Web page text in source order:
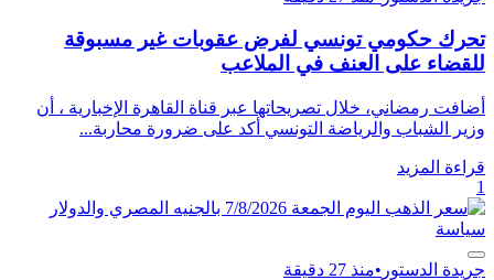
تحرك حكومي تونسي لفرض عقوبات غير مسبوقة
للقضاء على العنف في الملاعب
أضافت رمضاني، خلال تصريحاتها عبر قناة القاهرة الإخبارية ، أن
وزير الشباب والرياضة التونسي أكد على ضرورة محاربة...
قراءة المزيد
1
سياسة
جريدة الدستور •منذ 27 دقيقة